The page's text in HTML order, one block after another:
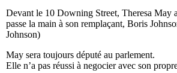
Devant le 10 Downing Street, Theresa May
passe la main à son remplaçant, Boris
Johnson)
May sera toujours député au parlement.
Elle n’a pas réussi à negocier avec son